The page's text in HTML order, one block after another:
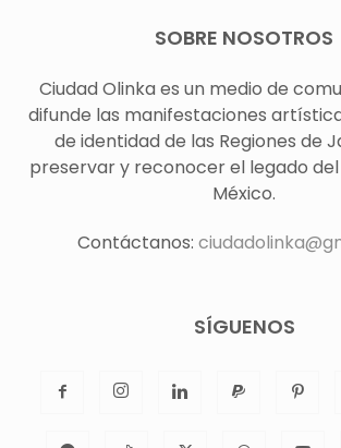
SOBRE NOSOTROS
Ciudad Olinka es un medio de
difunde las manifestaciones
de identidad de las Regiones de
preservar y reconocer el legado
México.
Contáctanos:
SÍGUENOS